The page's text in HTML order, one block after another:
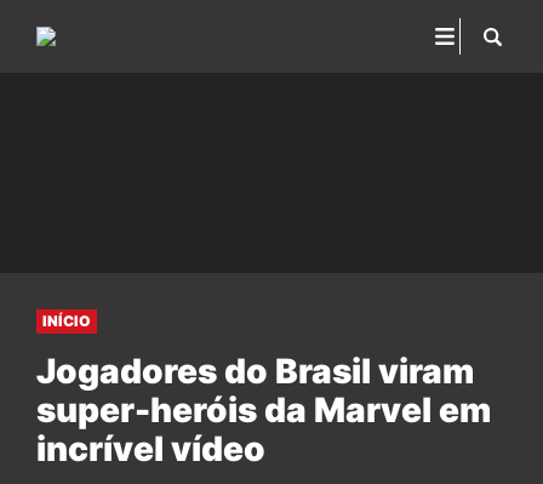
INÍCIO
Jogadores do Brasil viram
super-heróis da Marvel em
incrível vídeo